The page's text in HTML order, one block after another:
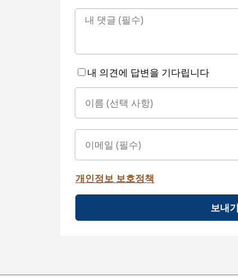
내 의견에 답변을 기다립니다
개인정보 보호정책
보내기